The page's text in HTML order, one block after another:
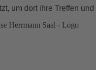
um dort ihre Treffen